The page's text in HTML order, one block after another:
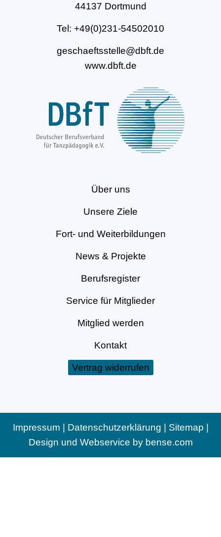
44137 Dortmund
Tel: +49(0)231-54502010
geschaeftsstelle@dbft.de
www.dbft.de
Über uns
Unsere Ziele
Fort- und Weiterbildungen
News & Projekte
Berufsregister
Service für Mitglieder
Mitglied werden
Kontakt
Vertrag widerrufen
Impressum | Datenschutzerklärung | Sitemap |
Design und Webservice by bense.com